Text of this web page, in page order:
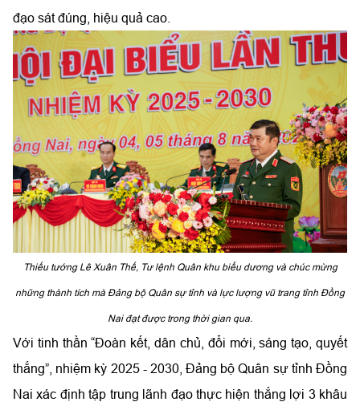
đạo sát đúng, hiệu quả cao.
Thiếu tướng Lê Xuân Thế, Tư lệnh Quân khu biểu dương và chúc mừng
những thành tích mà Đảng bộ Quân sự tỉnh và lực lượng vũ trang tỉnh Đồng
Nai đạt được trong thời gian qua.
Với tinh thần “Đoàn kết, dân chủ, đổi mới, sáng tạo, quyết
thắng”, nhiệm kỳ 2025 - 2030, Đảng bộ Quân sự tỉnh Đồng
Nai xác định tập trung lãnh đạo thực hiện thắng lợi 3 khâu